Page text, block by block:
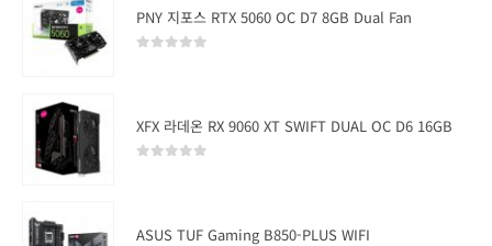
PNY 지포스 RTX 5060 OC D7 8GB Dual Fan
XFX 라데온 RX 9060 XT SWIFT DUAL OC D6 16GB
ASUS TUF Gaming B850-PLUS WIFI